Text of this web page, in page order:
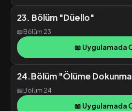
23. Bölüm "Düello"
📖Bölüm 23
📖 Uygulamada
24.Bölüm "Ölüme
📖Bölüm 24
📖 Uygulamada